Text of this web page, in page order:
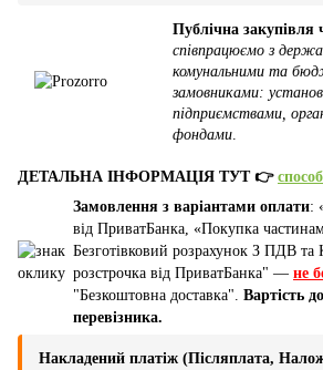
Публічна закупівля
співпрацюємо з
комунальними та
замовниками:
підприємствами,
фондами
ДЕТАЛЬНА ІНФОРМАЦІЯ ТУТ 👉
Замовлення з варіантами оплати:
від ПриватБанка, «Покупка
Безготівковий розрахунок З ПДВ
розстрочка від ПриватБанка" — не
"Безкоштовна доставка". Вартість
перевізника.
Накладений платіж (Післяплата,